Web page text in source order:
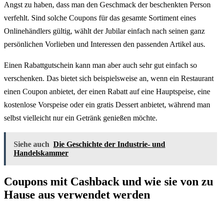
Angst zu haben, dass man den Geschmack der beschenkten Person
verfehlt. Sind solche Coupons für das gesamte Sortiment eines
Onlinehändlers gültig, wählt der Jubilar einfach nach seinen ganz
persönlichen Vorlieben und Interessen den passenden Artikel aus.
Einen Rabattgutschein kann man aber auch sehr gut einfach so
verschenken. Das bietet sich beispielsweise an, wenn ein Restaurant
einen Coupon anbietet, der einen Rabatt auf eine Hauptspeise, eine
kostenlose Vorspeise oder ein gratis Dessert anbietet, während man
selbst vielleicht nur ein Getränk genießen möchte.
Siehe auch Die Geschichte der Industrie- und
Handelskammer
Coupons mit Cashback und wie sie von zu
Hause aus verwendet werden